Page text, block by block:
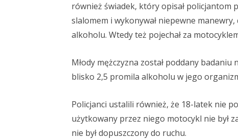
również świadek, który opisał policjantom
slalomem i wykonywał niepewne
alkoholu. Wtedy też pojechał za
Młody mężczyzna został poddany
blisko 2,5 promila alkoholu w jego
Policjanci ustalili również, że 18-latek nie
użytkowany przez niego motocykl nie był
nie był dopuszczony do ruchu.